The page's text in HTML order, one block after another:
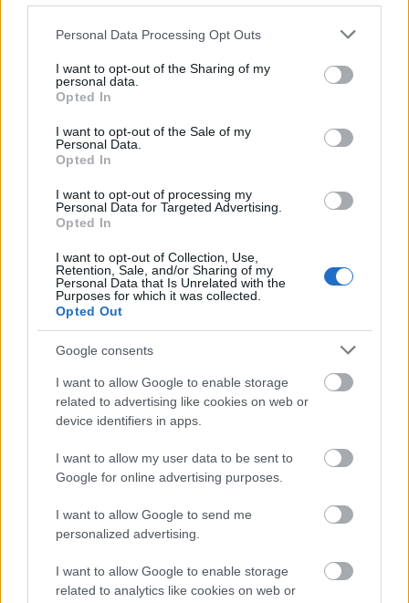
Please note that this website/app uses one or more Google
not limited to your visit or usage behaviour. You may click to
grant or deny consent to Google and its third-party tags to
use your data for below specified purposes in below Google
consent section.
Personal Data Processing Opt Outs
I want to opt-out of the Sharing of my
personal data.
Opted In
I want to opt-out of the Sale of my
Personal Data.
Opted In
I want to opt-out of processing my
Personal Data for Targeted Advertising.
Opted In
I want to opt-out of Collection, Use,
Retention, Sale, and/or Sharing of my
Personal Data that Is Unrelated with the
Purposes for which it was collected.
Opted Out
Google consents
I want to allow Google to enable storage
related to advertising like cookies on web or
device identifiers in apps.
I want to allow my user data to be sent to
Google for online advertising purposes.
I want to allow Google to send me
personalized advertising.
I want to allow Google to enable storage
related to analytics like cookies on web or
Η Κυπαρισσία είναι χτισμένη σε αμφιθεατρική θέση στη Μεσσηνία και
όμορφη αυτή κωμόπολη συνδυάζει...
Διακοπές στην Πελοπόννησο; Ο Τάσος Δούσης
προτείνει 3 ξενοδοχεία στην όμορφη
Κυπαρισσία με άριστη βαθμολογία και τιμή
μέχρι €61!
πράγμα που σημαίνει ότι δεν χρειάζεστε απαραίτητα καράβι για να φτάσετε
σε όμορφους καλοκαιρινούς προορισμούς. Άλλωστε πολλοί...
- Advertisement -